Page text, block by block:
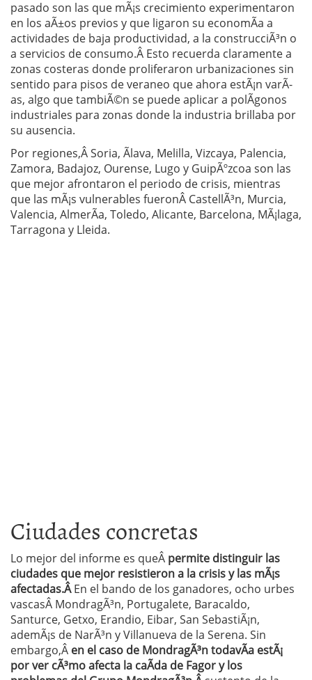
pasado son las que mÃ¡s crecimiento experimentaron
en los aÃ±os previos y que ligaron su economÃ­a a
actividades de baja productividad, a la construcciÃ³n o
a servicios de consumo.Â Esto recuerda claramente a
zonas costeras donde proliferaron urbanizaciones sin
sentido para pisos de veraneo que ahora estÃ¡n varÃ­
as, algo que tambiÃ©n se puede aplicar a polÃ­gonos
industriales para zonas donde la industria brillaba por
su ausencia.
Por regiones,Â Soria, Ãlava, Melilla, Vizcaya, Palencia,
Zamora, Badajoz, Ourense, Lugo y GuipÃºzcoa son las
que mejor afrontaron el periodo de crisis, mientras
que las mÃ¡s vulnerables fueronÂ CastellÃ³n, Murcia,
Valencia, AlmerÃ­a, Toledo, Alicante, Barcelona, MÃ¡laga,
Tarragona y Lleida.
Ciudades concretas
Lo mejor del informe es queÂ permite distinguir las
ciudades que mejor resistieron a la crisis y las mÃ¡s
afectadas.ÂEn el bando de los ganadores, ocho urbes
vascasÂ MondragÃ³n, Portugalete, Baracaldo,
Santurce, Getxo, Erandio, Eibar, San SebastiÃ¡n,
ademÃ¡s de NarÃ³n y Villanueva de la Serena. Sin
embargo,Â en el caso de MondragÃ³n todavÃ­a estÃ¡
por ver cÃ³mo afecta la caÃ­da de Fagor y los